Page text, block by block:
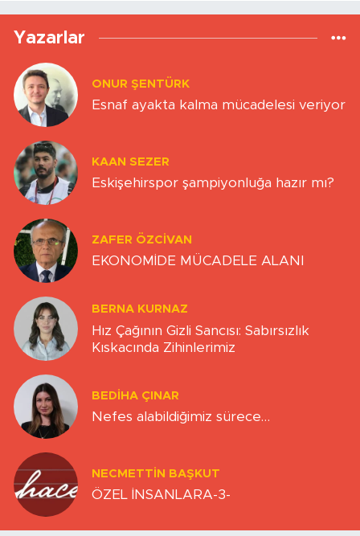
Yazarlar
ONUR ŞENTÜRK
Esnaf ayakta kalma mücadelesi veriyor
KAAN SEZER
Eskişehirspor şampiyonluğa hazır mı?
ZAFER ÖZCIVAN
EKONOMİDE MÜCADELE ALANI
BERNA KURNAZ
Hız Çağının Gizli Sancısı: Sabırsızlık
Kıskacında Zihinlerimiz
BEDIHA ÇINAR
Nefes alabildiğimiz sürece…
NECMETTIN BAŞKUT
ÖZEL İNSANLARA-3-